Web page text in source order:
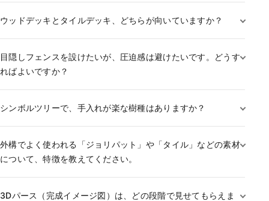
ウッドデッキとタイルデッキ、どちらが向いていますか？
目隠しフェンスを設けたいが、圧迫感は避けたいです。どうす
ればよいですか？
シンボルツリーで、手入れが楽な樹種はありますか？
外構でよく使われる「ジョリパット」や「タイル」などの素材
について、特徴を教えてください。
3Dパース（完成イメージ図）は、どの段階で見せてもらえま